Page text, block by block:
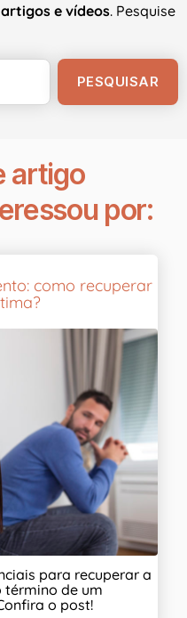
artigos e vídeos. Pesquise
artigo
por:
como recuperar
para recuperar a
de um
o post!